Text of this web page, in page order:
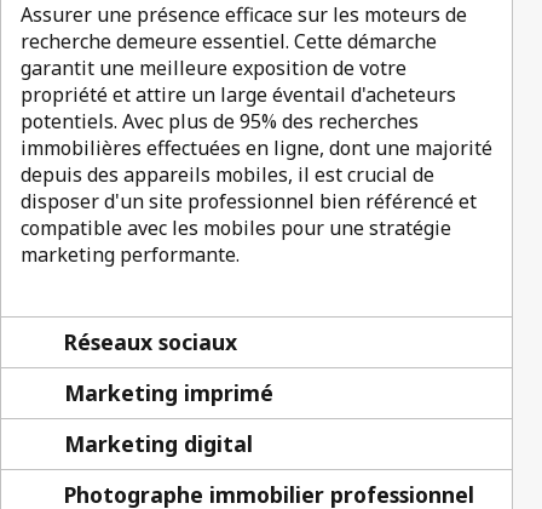
Assurer une présence efficace sur les moteurs de
recherche demeure essentiel. Cette démarche
garantit une meilleure exposition de votre
propriété et attire un large éventail d'acheteurs
potentiels. Avec plus de 95% des recherches
immobilières effectuées en ligne, dont une majorité
depuis des appareils mobiles, il est crucial de
disposer d'un site professionnel bien référencé et
compatible avec les mobiles pour une stratégie
marketing performante.
Réseaux sociaux
Marketing imprimé
Marketing digital
Photographe immobilier professionnel